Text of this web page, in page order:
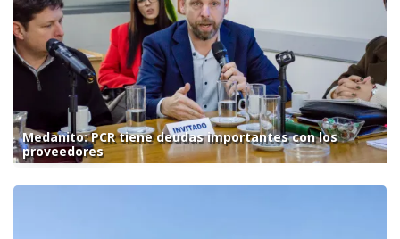
Medanito: PCR tiene deudas importantes con los
proveedores